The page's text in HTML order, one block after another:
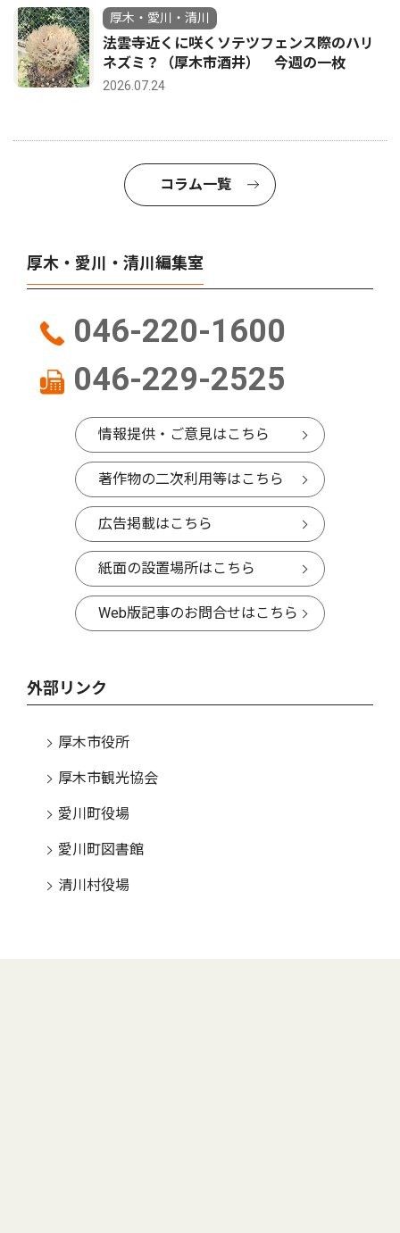
厚木・愛川・清川
法雲寺近くに咲くソテツフェンス際のハリ
ネズミ？（厚木市酒井） 今週の一枚
2026.07.24
コラム一覧
厚木・愛川・清川編集室
046-220-1600
046-229-2525
情報提供・ご意見はこちら
著作物の二次利用等はこちら
広告掲載はこちら
紙面の設置場所はこちら
Web版記事のお問合せはこちら
外部リンク
厚木市役所
厚木市観光協会
愛川町役場
愛川町図書館
清川村役場